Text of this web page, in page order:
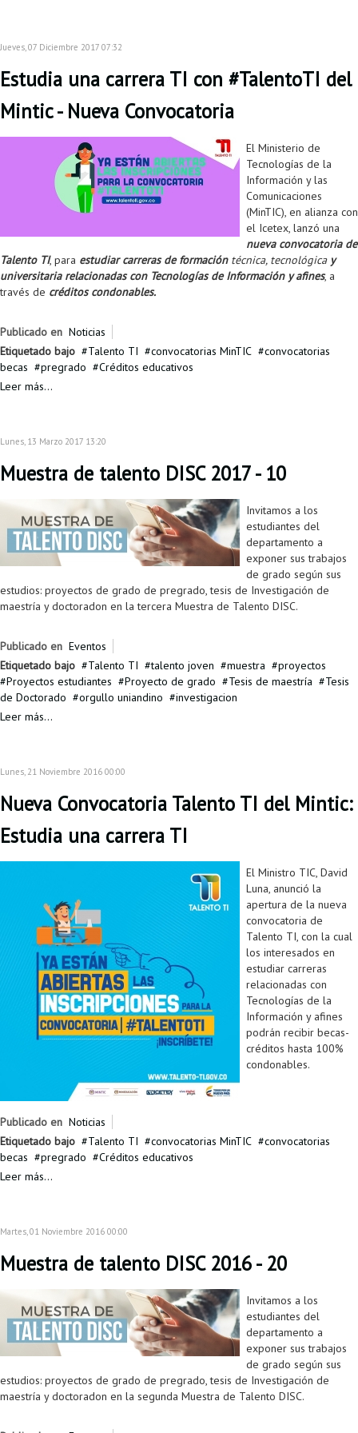
Jueves, 07 Diciembre 2017 07:32
Estudia una carrera TI con #TalentoTI del
Mintic - Nueva Convocatoria
El Ministerio de
Tecnologías de la
Información y las
Comunicaciones
(MinTIC), en alianza con
el Icetex, lanzó una
nueva convocatoria de
Talento TI, para estudiar carreras de formación técnica, tecnológicay
universitaria relacionadas con Tecnologías de Información y afines, a
través de créditos condonables.
Publicado en Noticias
Etiquetado bajo
Talento TI convocatorias MinTIC
convocatorias
becas
pregrado
Créditos educativos
Leer más...
Lunes, 13 Marzo 2017 13:20
Muestra de talento DISC 2017 - 10
Invitamos a los
estudiantes del
departamento a
exponer sus trabajos
de grado según sus
estudios: proyectos de grado de pregrado, tesis de Investigación de
maestría y doctoradon en la tercera Muestra de Talento DISC.
Publicado en Eventos
Etiquetado bajo
Talento TI talento joven muestra
proyectos
Proyectos estudiantes
Proyecto de grado Tesis de maestría
Tesis
de Doctorado
orgullo uniandino
investigacion
Leer más...
Lunes, 21 Noviembre 2016 00:00
Nueva Convocatoria Talento TI del Mintic:
Estudia una carrera TI
El Ministro TIC, David
Luna, anunció la
apertura de la nueva
convocatoria de
Talento TI, con la cual
los interesados en
estudiar carreras
relacionadas con
Tecnologías de la
Información y afines
podrán recibir becas-
créditos hasta 100%
condonables.
Publicado en Noticias
Etiquetado bajo
Talento TI convocatorias MinTIC
convocatorias
becas
pregrado
Créditos educativos
Leer más...
Martes, 01 Noviembre 2016 00:00
Muestra de talento DISC 2016 - 20
Invitamos a los
estudiantes del
departamento a
exponer sus trabajos
de grado según sus
estudios: proyectos de grado de pregrado, tesis de Investigación de
maestría y doctoradon en la segunda Muestra de Talento DISC.
Reingreso
Reintegro
Retiro voluntario
Transferencia
Tarifas
Grado